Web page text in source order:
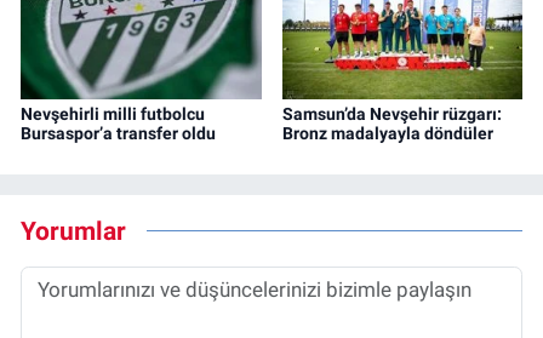
Nevşehirli milli futbolcu
Bursaspor’a transfer oldu
Samsun’da Nevşehir rüzgarı:
Bronz madalyayla döndüler
Yorumlar